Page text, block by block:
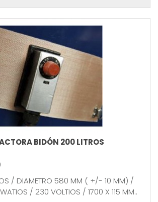
BIDÓN 200 LITROS
/ DIAMETRO 580 MM ( +/- 10 MM) /
/ 230 VOLTIOS / 1700 X 115 MM..